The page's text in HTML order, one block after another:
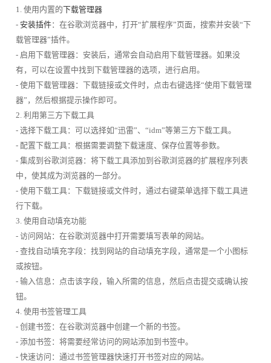
1. 使用内置的下载管理器
- 安装插件：在谷歌浏览器中，打开“扩展程序”页面，搜索并安装“下
载管理器”插件。
- 启用下载管理器：安装后，通常会自动启用下载管理器。如果没
有，可以在设置中找到下载管理器的选项，进行启用。
- 使用下载管理器：下载链接或文件时，点击右键选择“使用下载管理
器”，然后根据提示操作即可。
2. 利用第三方下载工具
- 选择下载工具：可以选择如“迅雷”、“idm”等第三方下载工具。
- 配置下载工具：根据需要调整下载速度、保存位置等参数。
- 集成到谷歌浏览器：将下载工具添加到谷歌浏览器的扩展程序列表
中，使其成为浏览器的一部分。
- 使用下载工具：下载链接或文件时，通过右键菜单选择下载工具进
行下载。
3. 使用自动填充功能
- 访问网站：在谷歌浏览器中打开需要填写表单的网站。
- 查找自动填充字段：找到网站的自动填充字段，通常是一个小图标
或按钮。
- 输入信息：点击该字段，输入所需的信息，然后点击提交或确认按
钮。
4. 使用书签管理工具
- 创建书签：在谷歌浏览器中创建一个新的书签。
- 添加书签：将需要经常访问的网站添加到书签中。
- 快速访问：通过书签管理器快速打开书签对应的网站。